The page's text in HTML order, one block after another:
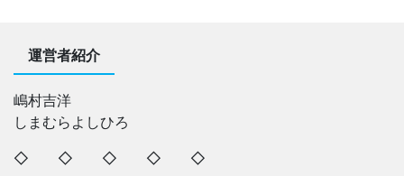
運営者紹介
嶋村吉洋
しまむらよしひろ
◇ ◇ ◇ ◇ ◇